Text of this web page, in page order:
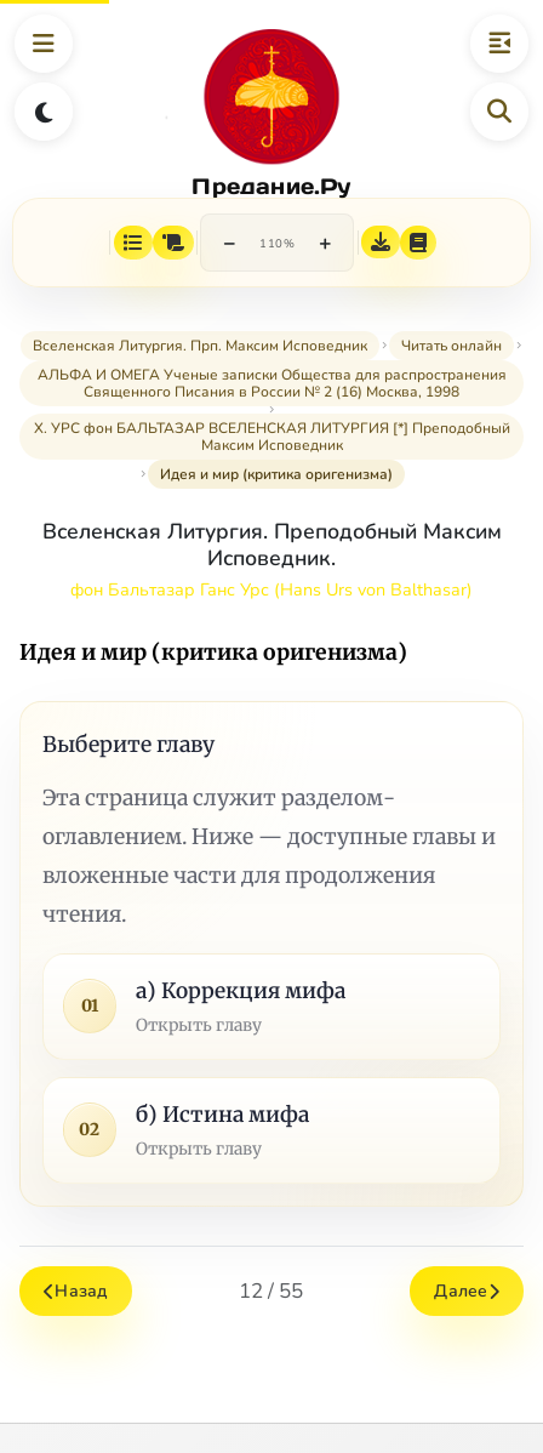
Предание.Ру
− 110% +
Вселенская Литургия. Прп. Максим Исповедник
Читать онлайн
АЛЬФА И ОМЕГА Ученые записки Общества для распространения
Священного Писания в России № 2 (16) Москва, 1998
X. УРС фон БАЛЬТАЗАР ВСЕЛЕНСКАЯ ЛИТУРГИЯ [*] Преподобный
Максим Исповедник
Идея и мир (критика оригенизма)
Вселенская Литургия. Преподобный Максим
Исповедник.
фон Бальтазар Ганс Урс (Hans Urs von Balthasar)
Идея и мир (критика оригенизма)
Выберите главу
Эта страница служит разделом-
оглавлением. Ниже — доступные главы и
вложенные части для продолжения
чтения.
01
а) Коррекция мифа
Открыть главу
02
б) Истина мифа
Открыть главу
Назад 12 / 55 Далее